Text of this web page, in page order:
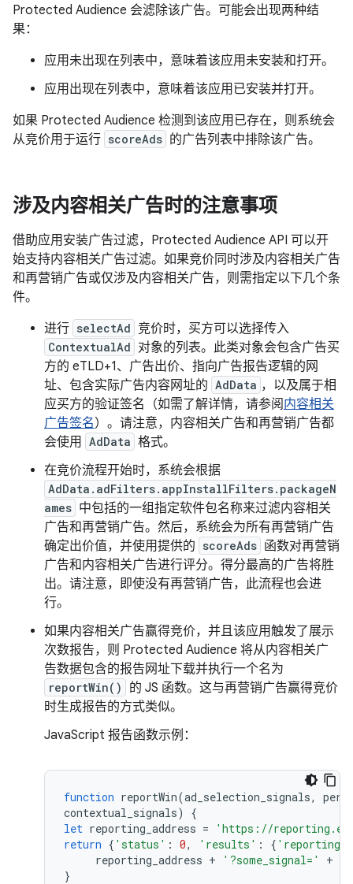
Protected Audience 会滤除该广告。可能会出现两种结
果：
应用未出现在列表中，意味着该应用未安装和打开。
应用出现在列表中，意味着该应用已安装并打开。
如果 Protected Audience 检测到该应用已存在，则系统会
从竞价用于运行 scoreAds 的广告列表中排除该广告。
涉及内容相关广告时的注意事项
借助应用安装广告过滤，Protected Audience API 可以开
始支持内容相关广告过滤。如果竞价同时涉及内容相关广告
和再营销广告或仅涉及内容相关广告，则需指定以下几个条
件。
进行 selectAd 竞价时，买方可以选择传入
ContextualAd 对象的列表。此类对象会包含广告买
方的 eTLD+1、广告出价、指向广告报告逻辑的网
址、包含实际广告内容网址的 AdData ，以及属于相
应买方的验证签名（如需了解详情，请参阅 内容相关
广告签名）。请注意，内容相关广告和再营销广告都
会使用
AdData 格式。
在竞价流程开始时，系统会根据
AdData.adFilters.appInstallFilters.packageN
ames 中包括的一组指定软件包名称来过滤内容相关
广告和再营销广告。然后，系统会为所有再营销广告
确定出价值，并使用提供的 scoreAds 函数对再营销
广告和内容相关广告进行评分。得分最高的广告将胜
出。请注意，即使没有再营销广告，此流程也会进
行。
如果内容相关广告赢得竞价，并且该应用触发了展示
次数报告，则 Protected Audience 将从内容相关广
告数据包含的报告网址下载并执行一个名为
reportWin()
的 JS 函数。这与再营销广告赢得竞价
时生成报告的方式类似。
JavaScript 报告函数示例：
function reportWin(ad_selection_signals,
contextual_signals)
{
let reporting_address =
'https://
return { 'status' : 0, 'results' : {
reporting_address + '?some_signal=' +
}